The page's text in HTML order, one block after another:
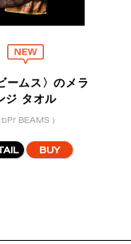
ームス〉のメラ
ジ タオル
bPr BEAMS )
BUY